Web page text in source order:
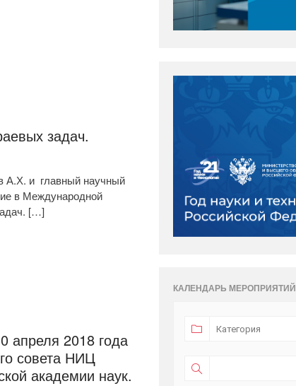
задач.
и главный научный
в Международной
[…]
апреля 2018 года
совета НИЦ
академии наук.
КАЛЕНДАРЬ МЕРОПРИЯТИЙ